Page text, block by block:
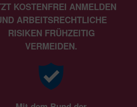
KOSTENFREI ANMELDEN
ARBEITSRECHTLICHE
RISIKEN FRÜHZEITIG
VERMEIDEN.